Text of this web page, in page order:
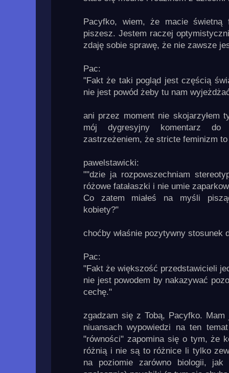
Pacyfko, wiem, że macie
piszesz. Jestem raczej
zdaję sobie sprawę, że nie zawsze
Pac:
"Fakt że taki pogląd jest częścią
nie jest powód żeby tu nam
ani przez moment nie skojarzyłem
mój dygresyjny komentarz do
zastrzeżeniem, że stricte feminizm
pawelstawicki:
""dzie ja rozpowszechniam
różowe fatałaszki i nie umie
Co zatem miałeś na myśli
kobiety?"
choćby właśnie pozytywny stosunek
Pac:
"Fakt że większość przedstawicieli
nie jest powodem by nakazywać
cechę."
zgadzam się z Tobą, Pacyfko.
niuansach wypowiedzi na ten
"równości" zapomina się o tym, że
różnią i nie są to różnice li tylko
na poziomie zarówno biologii,